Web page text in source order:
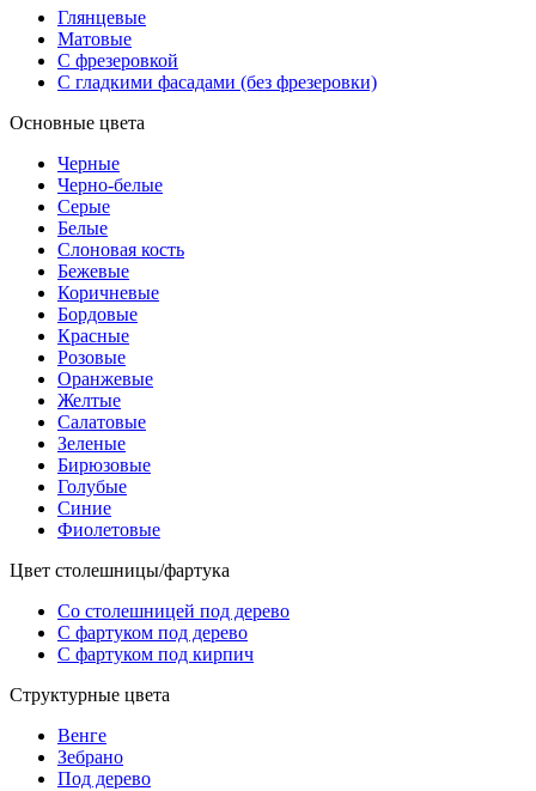
Глянцевые
Матовые
С фрезеровкой
С гладкими фасадами (без фрезеровки)
Основные цвета
Черные
Черно-белые
Серые
Белые
Слоновая кость
Бежевые
Коричневые
Бордовые
Красные
Розовые
Оранжевые
Желтые
Салатовые
Зеленые
Бирюзовые
Голубые
Синие
Фиолетовые
Цвет столешницы/фартука
Со столешницей под дерево
С фартуком под дерево
С фартуком под кирпич
Структурные цвета
Венге
Зебрано
Под дерево